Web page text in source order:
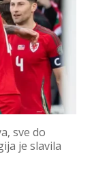
sve do
je slavila